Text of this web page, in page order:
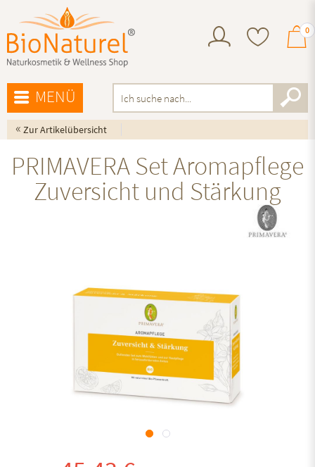
0
MENÜ
« Zur Artikelübersicht
PRIMAVERA Set Aromapflege
Zuversicht und Stärkung